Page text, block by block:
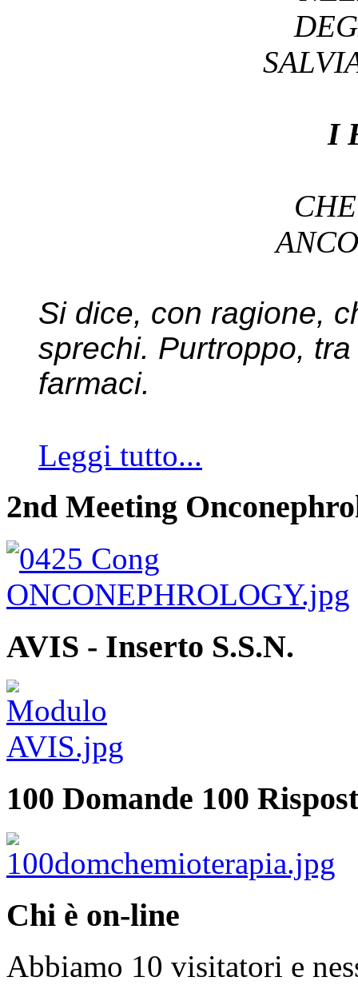
I
Si dice, con ragione,
sprechi. Purtroppo,
farmaci.
Leggi tutto...
2nd Meeting
AVIS - Inserto S.S.N.
100 Domande 100
Chi è on-line
Abbiamo 10 visitatori e